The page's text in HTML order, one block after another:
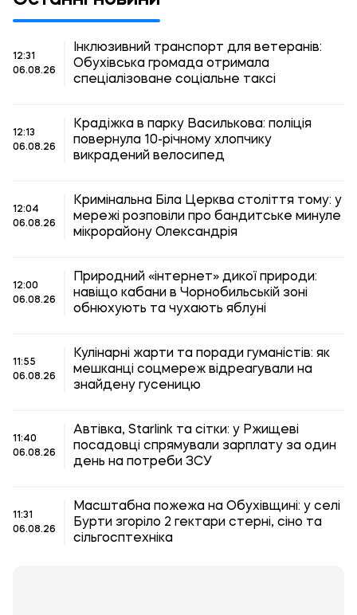
12:31
06.08.26
Інклюзивний транспорт для ветеранів:
Обухівська громада отримала
спеціалізоване соціальне таксі
12:13
06.08.26
Крадіжка в парку Василькова: поліція
повернула 10-річному хлопчику
викрадений велосипед
12:04
06.08.26
Кримінальна Біла Церква століття тому: у
мережі розповіли про бандитське минуле
мікрорайону Олександрія
12:00
06.08.26
Природний «інтернет» дикої природи:
навіщо кабани в Чорнобильській зоні
обнюхують та чухають яблуні
11:55
06.08.26
Кулінарні жарти та поради гуманістів: як
мешканці соцмереж відреагували на
знайдену гусеницю
11:40
06.08.26
Автівка, Starlink та сітки: у Ржищеві
посадовці спрямували зарплату за один
день на потреби ЗСУ
11:31
06.08.26
Масштабна пожежа на Обухівщині: у селі
Бурти згоріло 2 гектари стерні, сіно та
сільгосптехніка